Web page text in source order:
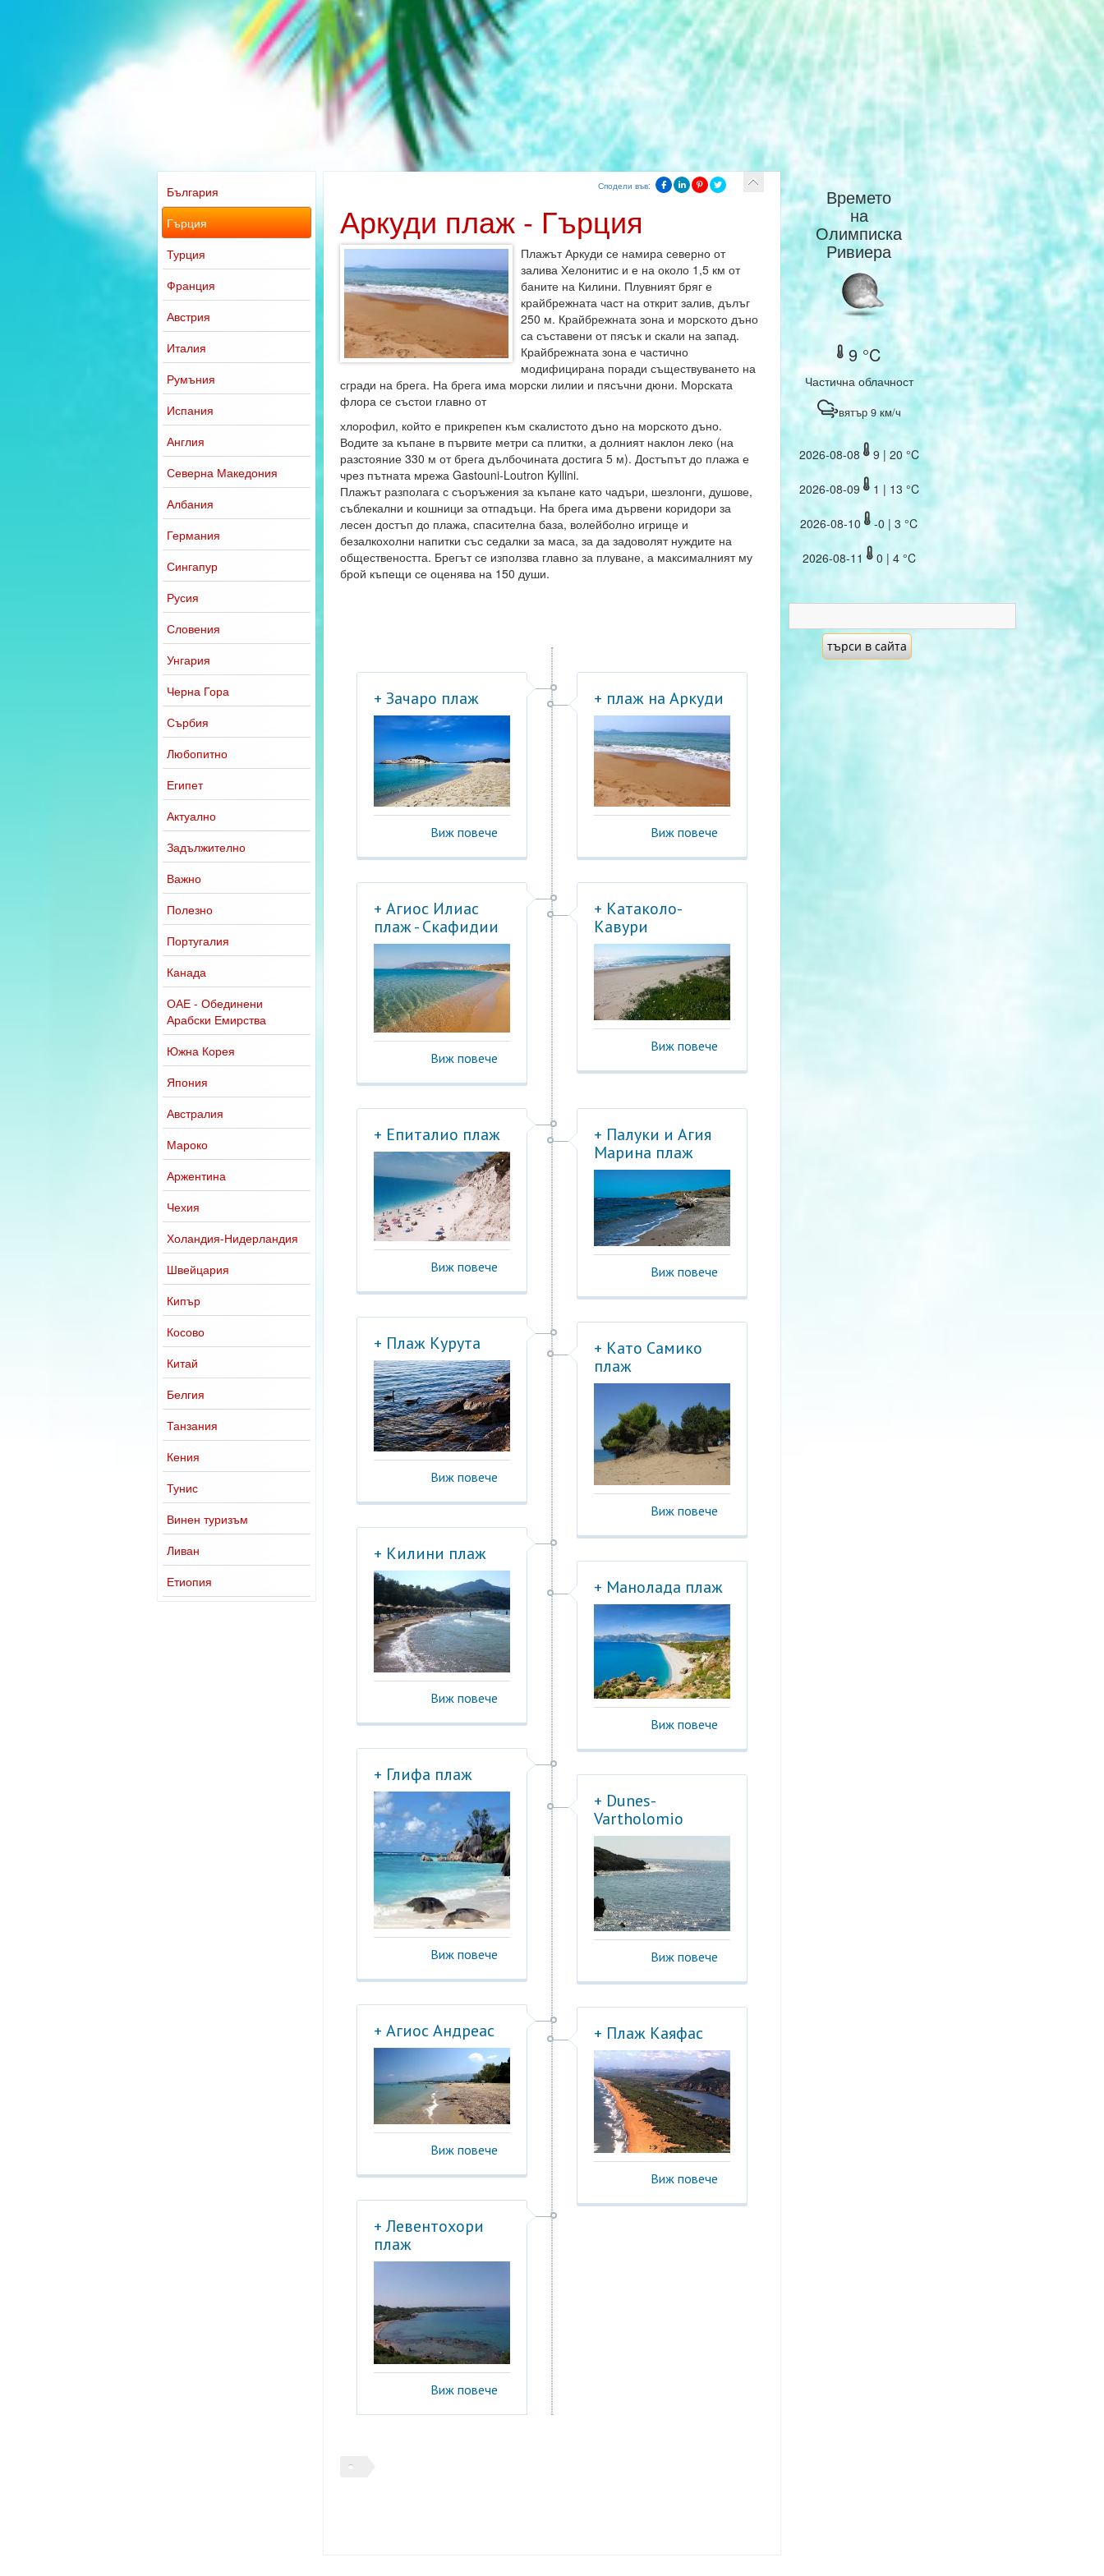
България
Гърция
Турция
Франция
Австрия
Италия
Румъния
Испания
Англия
Северна Македония
Албания
Германия
Сингапур
Русия
Словения
Унгария
Черна Гора
Сърбия
Любопитно
Египет
Актуално
Задължително
Важно
Полезно
Португалия
Канада
ОАЕ - Обединени
Арабски Емирства
Южна Корея
Япония
Австралия
Мароко
Аржентина
Чехия
Холандия-Нидерландия
Швейцария
Кипър
Косово
Китай
Белгия
Танзания
Кения
Тунис
Винен туризъм
Ливан
Етиопия
Сподели във:
Аркуди плаж - Гърция
Плажът Аркуди се намира северно от
залива Хелонитис и е на около 1,5 км от
баните на Килини. Плувният бряг е
крайбрежната част на открит залив, дълъг
250 м. Крайбрежната зона и морското дъно
са съставени от пясък и скали на запад.
Крайбрежната зона е частично
модифицирана поради съществуването на
сгради на брега. На брега има морски лилии и пясъчни дюни. Морската
флора се състои главно от
хлорофил, който е прикрепен към скалистото дъно на морското дъно.
Водите за къпане в първите метри са плитки, а долният наклон леко (на
разстояние 330 м от брега дълбочината достига 5 м). Достъпът до плажа е
чрез пътната мрежа Gastouni-Loutron Kyllini.
Плажът разполага с съоръжения за къпане като чадъри, шезлонги, душове,
съблекални и кошници за отпадъци. На брега има дървени коридори за
лесен достъп до плажа, спасителна база, волейболно игрище и
безалкохолни напитки със седалки за маса, за да задоволят нуждите на
обществеността. Брегът се използва главно за плуване, а максималният му
брой къпещи се оценява на 150 души.
+ Зачаро плаж
Виж повече
+ плаж на Аркуди
Виж повече
+ Агиос Илиас
плаж - Скафидии
Виж повече
+ Катаколо-
Кавури
Виж повече
+ Епиталио плаж
Виж повече
+ Палуки и Агия
Марина плаж
Виж повече
+ Плаж Курута
Виж повече
+ Като Самико
плаж
Виж повече
+ Килини плаж
Виж повече
+ Манолада плаж
Виж повече
+ Глифа плаж
Виж повече
+ Dunes-
Vartholomio
Виж повече
+ Агиос Андреас
Виж повече
+ Плаж Каяфас
Виж повече
+ Левентохори
плаж
Виж повече
Времето
на
Олимписка
Ривиера
9 °C
Частична облачност
вятър 9 км/ч
2026-08-08 9 | 20 °C
2026-08-09 1 | 13 °C
2026-08-10 -0 | 3 °C
2026-08-11 0 | 4 °C